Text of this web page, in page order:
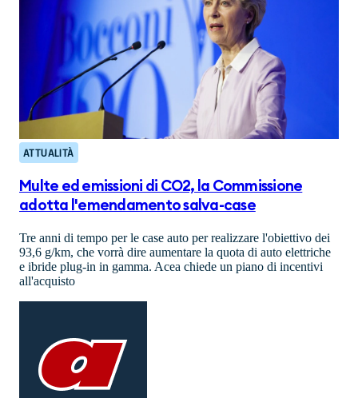
ATTUALITÀ
Multe ed emissioni di CO2, la Commissione
adotta l'emendamento salva-case
Tre anni di tempo per le case auto per realizzare l'obiettivo dei
93,6 g/km, che vorrà dire aumentare la quota di auto elettriche
e ibride plug-in in gamma. Acea chiede un piano di incentivi
all'acquisto